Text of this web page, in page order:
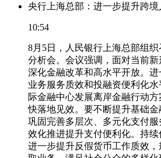
央行上海总部：进一步提升跨
10:54
8月5日，人民银行上海总部组
分析会。会议强调，面对当前
深化金融改革和高水平开放。
业务服务质效和投融资便利化
际金融中心发展离岸金融行动
快落地见效。要不断提升基础
巩固完善多层次、多元化支付
效化推进提升支付便利化。持续
进一步提升反假货币工作质效